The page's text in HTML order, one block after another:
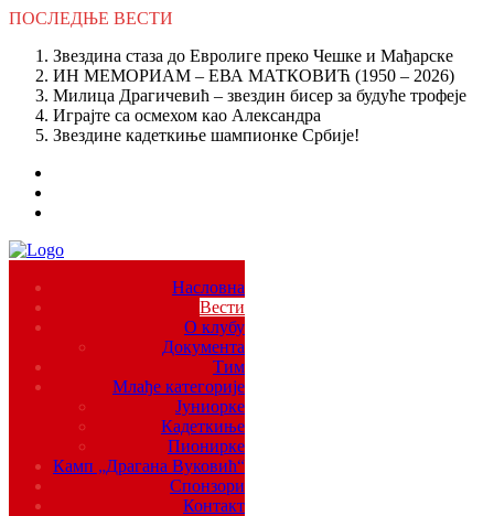
ПОСЛЕДЊЕ ВЕСТИ
Звездина стаза до Евролиге преко Чешке и Мађарске
ИН МЕМОРИАМ – ЕВА МАТКОВИЋ (1950 – 2026)
Милица Драгичевић – звездин бисер за будуће трофеје
Играјте са осмехом као Александра
Звездине кадеткиње шампионке Србије!
Насловна
Вести
О клубу
Документа
Тим
Млађе категорије
Јуниорке
Кадеткиње
Пионирке
Камп „Драгана Вуковић“
Спонзори
Контакт